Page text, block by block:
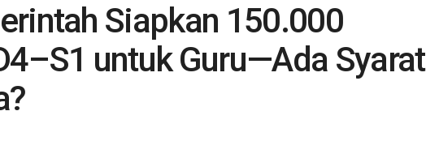
Siapkan 150.000
untuk Guru—Ada Syarat